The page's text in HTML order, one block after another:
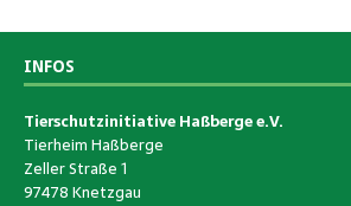
INFOS
Tierschutzinitiative Haßberge e.V.
Tierheim Haßberge
Zeller Straße 1
97478 Knetzgau